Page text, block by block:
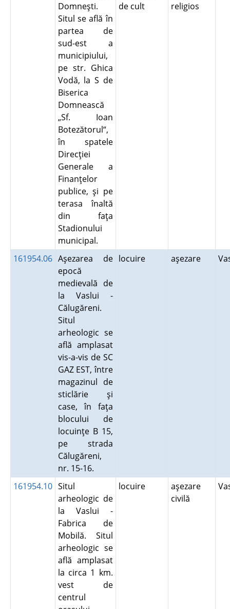
Domneşti.
Situl se află în
partea de
sud-est a
municipiului,
pe str. Ghica
Vodă, la S de
Biserica
Domnească
„Sf. Ioan
Botezătorul“,
în spatele
Direcţiei
Generale a
Finanţelor
publice, şi pe
terasa înaltă
din faţa
Stadionului
municipal.
de cult
religios
161954.06 Aşezarea de
epocă
medievală de
la Vaslui -
Călugăreni.
Situl
arheologic se
află amplasat
vis-a-vis de SC
GAZ EST, între
magazinul de
sticlărie şi
case, în faţa
blocului de
locuinţe B 15,
pe strada
Călugăreni,
nr. 15-16.
locuire aşezare
161954.10 Situl
arheologic de
la Vaslui -
Fabrica de
Mobilă. Situl
arheologic se
află amplasat
la circa 1 km.
vest de
centrul
locuire
aşezare
civilă